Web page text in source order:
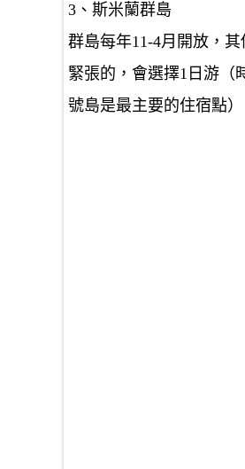
3、斯米蘭群島
群島每年11-4月開放，
緊張的，會選擇1日游（
號島是最主要的住宿點